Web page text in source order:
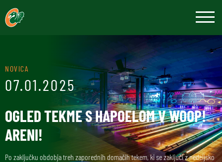
NOVICA
07.01.2025
OGLED TEKME S HAPOELOM V WOOP!
ARENI!
Po zaključku obdobja treh zaporednih domačih tekem, ki se zaključi z nedeljsko